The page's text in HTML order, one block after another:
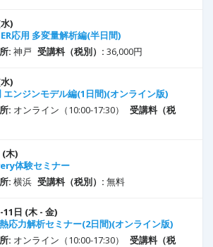
)
応用 多変量解析編(半日間)
: 神戸 受講料（税別）: 36,000円
)
エンジンモデル編(1日間)(オンライン版)
: オンライン（10:00-17:30）
受講料（税
(木)
体験セミナー
: 横浜 受講料（税別）: 無料
-11 日 (木 - 金)
応力解析セミナー(2日間)(オンライン版)
: オンライン（10:00-17:30）
受講料（税